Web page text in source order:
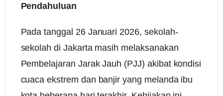
Pendahuluan
Pada tanggal 26 Januari 2026, sekolah-
sekolah di Jakarta masih melaksanakan
Pembelajaran Jarak Jauh (PJJ) akibat kondisi
cuaca ekstrem dan banjir yang melanda ibu